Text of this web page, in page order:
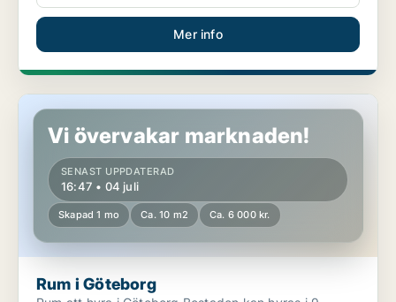
Mer info
Rum i Göteborg
Vi övervakar marknaden!
SENAST UPPDATERAD
16:47 • 04 juli
Skapad 1 mo Ca. 10 m2 Ca. 6 000 kr.
Rum i Göteborg